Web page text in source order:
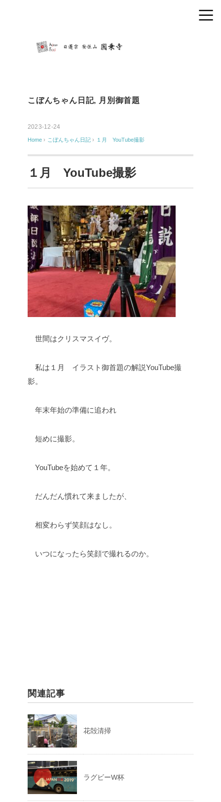
こぼんちゃん日記, 月別御首題
2023-12-24
Home › こぼんちゃん日記 › １月 YouTube撮影
１月 YouTube撮影
世間はクリスマスイヴ。
私は１月 イラスト御首題の解説YouTube撮
影。
年末年始の準備に追われ
短めに撮影。
YouTubeを始めて１年。
だんだん慣れて来ましたが、
相変わらず笑顔はなし。
いつになったら笑顔で撮れるのか。
関連記事
花殻清掃
ラグビーW杯